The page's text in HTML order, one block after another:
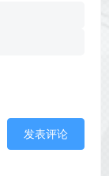
发表评论